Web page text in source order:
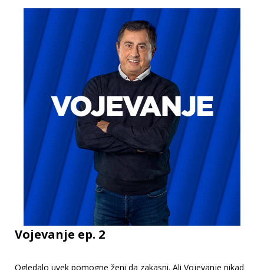
Vojevanje ep. 2
Ogledalo uvek pomogne ženi da zakasni. Ali Vojevanje nikad